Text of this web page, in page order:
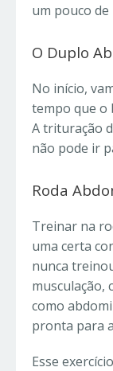
um pouco
O Duplo
No início,
tempo que o
A trituração
não pode ir
Roda
Treinar na
uma certa
nunca
musculação,
como
pronta para
Esse